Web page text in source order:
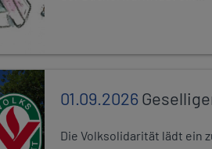
01.09.2026
Die Volksolidarität lädt ein